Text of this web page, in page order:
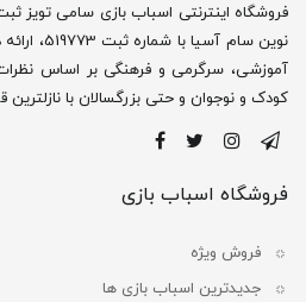
فروشگاه اینترنتی اسباب بازی سامی تویز
نوین سام
آموزشی، سرگرمی و فرهنگی بر اساس
کودک و نوجوان و حتی بزرگسالان با
فروشگاه اسباب بازی
فروش ویژه
جدیدترین اسباب بازی ها